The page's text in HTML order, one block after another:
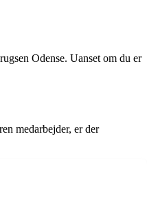
Odense. Uanset om du er
medarbejder, er der